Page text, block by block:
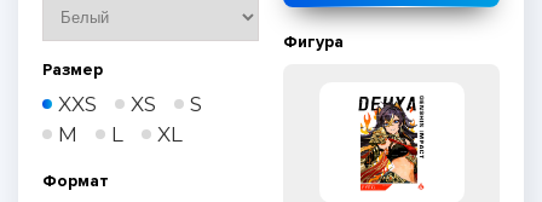
Размер
XXS XS
S
M
L XL
Формат
Фигура